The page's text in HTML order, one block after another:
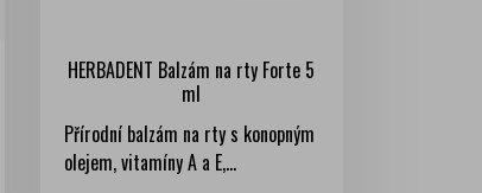
HERBADENT Balzám na rty Forte 5
ml
Přírodní balzám na rty s konopným
olejem, vitamíny A a E,...